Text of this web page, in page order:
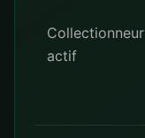
Collectionneur
actif